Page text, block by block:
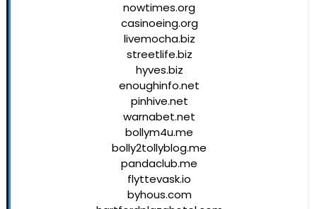
nowtimes.org
casinoeing.org
livemocha.biz
streetlife.biz
hyves.biz
enoughinfo.net
pinhive.net
warnabet.net
bollym4u.me
bolly2tollyblog.me
pandaclub.me
flyttevask.io
byhous.com